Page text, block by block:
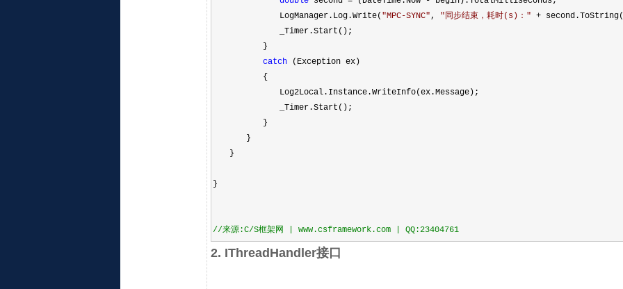
LogManager.Log.Write( "MPC-SYNC", " 同步结束，耗时(s)： " +
_Timer.Start();
}
catch(Exception ex)
{
Log2Local.Instance.WriteInfo(ex.Message);
_Timer.Start();
}
}
}
}
//来源:C/S框架网 | www.csframework.com | QQ:23404761
2. IThreadHandler接口